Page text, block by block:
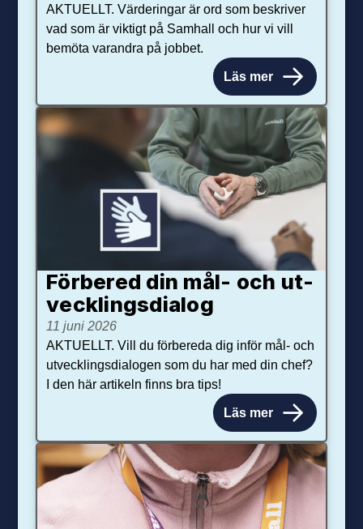
AKTUELLT. Värderingar är ord som beskriver
vad som är viktigt på Samhall och hur vi vill
bemöta varandra på jobbet.
Läs mer
Förbered din mål- och ut­
veck­lings­dialog
11 juni 2026
AKTUELLT. Vill du förbereda dig inför mål- och
utvecklingsdialogen som du har med din chef?
I den här artikeln finns bra tips!
Läs mer